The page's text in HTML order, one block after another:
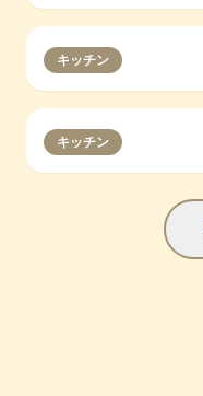
キッチン
キッチン